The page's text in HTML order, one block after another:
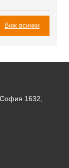
Виж всички
1632,